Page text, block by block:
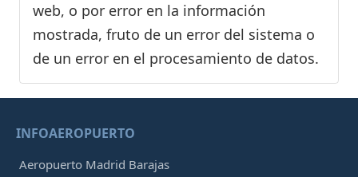
web, o por error en la información
mostrada, fruto de un error del sistema o
de un error en el procesamiento de datos.
INFOAEROPUERTO
Aeropuerto Madrid Barajas